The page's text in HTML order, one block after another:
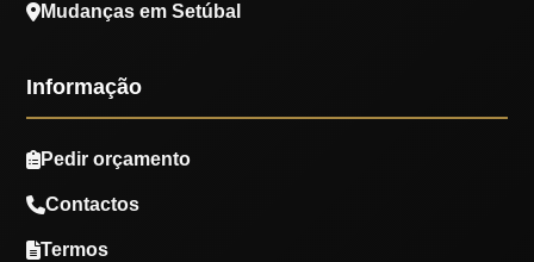
Mudanças em Setúbal
Informação
Pedir orçamento
Contactos
Termos